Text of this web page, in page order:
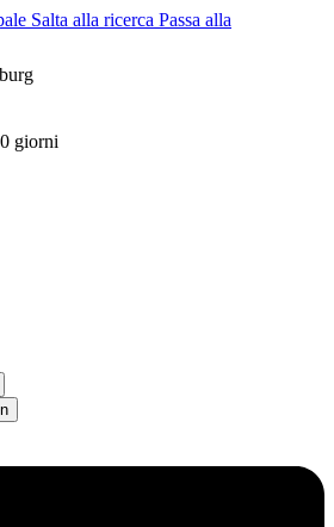
Salta alla ricerca Passa alla
giorni